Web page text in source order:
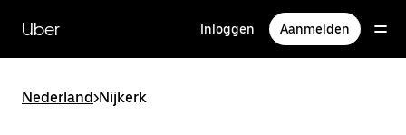
naar
hoofdinhoud
Uber Inloggen Aanmelden
Nederland>Nijkerk